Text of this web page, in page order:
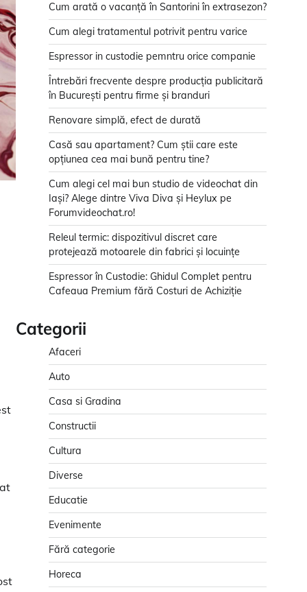
Cum arată o vacanță în Santorini în extrasezon?
Cum alegi tratamentul potrivit pentru varice
Espressor in custodie pemntru orice companie
Întrebări frecvente despre producția publicitară
în București pentru firme și branduri
Renovare simplă, efect de durată
Casă sau apartament? Cum știi care este
opțiunea cea mai bună pentru tine?
Cum alegi cel mai bun studio de videochat din
Iași? Alege dintre Viva Diva și Heylux pe
Forumvideochat.ro!
Releul termic: dispozitivul discret care
protejează motoarele din fabrici și locuințe
Espressor în Custodie: Ghidul Complet pentru
Cafeaua Premium fără Costuri de Achiziție
Categorii
Afaceri
Auto
Casa si Gradina
Constructii
Cultura
Diverse
Educatie
Evenimente
Fără categorie
Horeca